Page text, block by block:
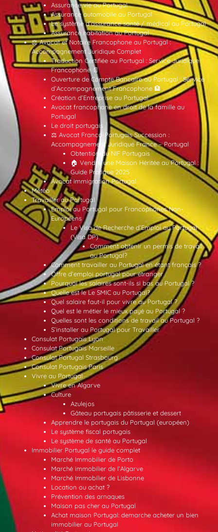
Assurance vie au Portugal
Assurance automobile au Portugal
Le système d’assurance santé / médical au Portugal
Assurance habitation au Portugal
⚖️ Avocat et Notaire Francophone au Portugal :
Accompagnement Juridique Complet
Traduction Certifiée au Portugal : Service Juridique
Francophone 📄
Ouverture de Compte Bancaire au Portugal : Service
d’Accompagnement Francophone 🏦
Création d’Entreprise au Portugal
Avocat francophone en droit de la famille au
Portugal
Le droit portugais
⚖️ Avocat Franco-Portugais Succession :
Accompagnement Juridique France – Portugal
Obtention du NIF Portugais
🏠 Vendre une Maison Héritée au Portugal :
Guide Pratique 2025
Avocat immigration Portugal
Météo
Travailler au Portugal
Emploi au Portugal pour Francophones Non-
Européens
Le Visa de Recherche d’Emploi au Portugal
(Visa DP)
Comment obtenir un permis de travail
au Portugal?
Comment travailler au Portugal en étant français ?
Offre d’emploi portugal pour etranger
Pourquoi les salaires sont-ils si bas au Portugal ?
Quelle est le Le SMIC au Portugal?
Quel salaire faut-il pour vivre au Portugal ?
Quel est le métier le mieux payé au Portugal ?
Quelles sont les conditions de travail au Portugal ?
S’installer au Portugal pour Travailler
Consulat Portugais Lyon
Consulat Portugais Marseille
Consulat Portugal Strasbourg
Consulat Portugais Paris
Vivre au Portugal
Vivre en Algarve
Culture
Azulejos
Gâteau portugais pâtisserie et dessert
Apprendre le portugais du Portugal (européen)
Le système fiscal portugais
Le système de santé au Portugal
Immobilier Portugal le guide complet
Marché Immobilier de Porto
Marché immobilier de l’Algarve
Marché Immobilier de Lisbonne
Location ou achat ?
Prévention des arnaques
Maison pas cher au Portugal
Achat maison Portugal: demarche acheter un bien
immobilier au Portugal